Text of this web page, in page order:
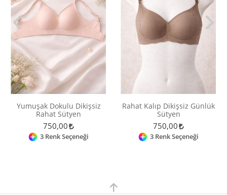
Yumuşak Dokulu Dikişsiz
Rahat Sütyen
750,00
3 Renk Seçeneği
Rahat Kalıp Dikişsiz Günlük
Sütyen
750,00
3 Renk Seçeneği